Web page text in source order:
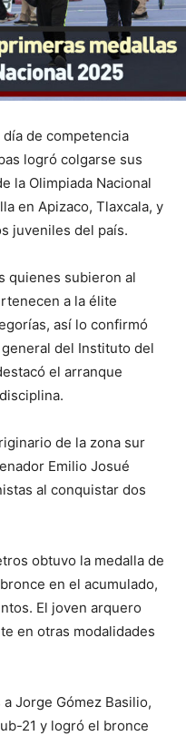
de competencia
logró colgarse sus
la Olimpiada Nacional
en Apizaco, Tlaxcala, y
juveniles del país.
quienes subieron al
a la élite
así lo confirmó
del Instituto del
el arranque
de la zona sur
Emilio Josué
al conquistar dos
obtuvo la medalla de
en el acumulado,
El joven arquero
en otras modalidades
Jorge Gómez Basilio,
21 y logró el bronce